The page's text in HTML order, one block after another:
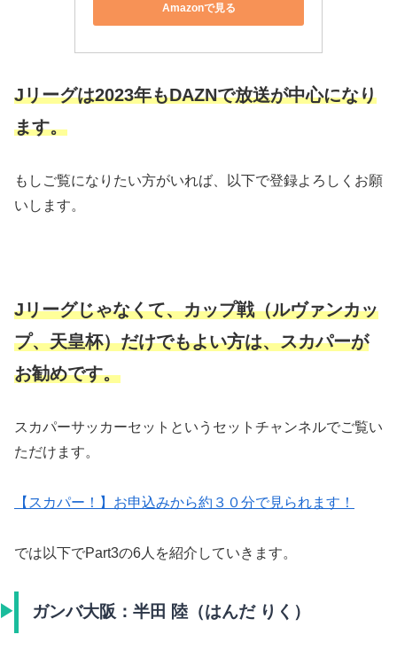
Amazonで見る
Jリーグは2023年もDAZNで放送が中心になり
ます。
もしご覧になりたい方がいれば、以下で登録よろしくお願
いします。
Jリーグじゃなくて、カップ戦（ルヴァンカッ
プ、天皇杯）だけでもよい方は、スカパーが
お勧めです。
スカパーサッカーセットというセットチャンネルでご覧い
ただけます。
【スカパー！】お申込みから約３０分で見られます！
では以下でPart3の6人を紹介していきます。
ガンバ大阪：半田 陸（はんだ りく）